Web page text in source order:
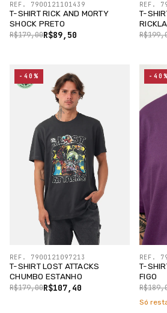
T-SHIRT RICK AND MORTY
SHOCK PRETO
R$89,50
R$179,00
REF. 7900121101439
T-
REF.
T-SHIRT LOST ATTACKS
CHUMBO ESTANHO
R$107,40
R$179,00
REF. 7900121097213
-40%
T-
FIGO
REF.
-40%
Só